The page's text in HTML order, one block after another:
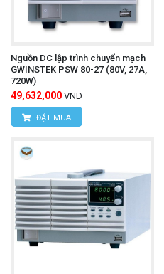
Nguồn DC lập trình chuyển mạch
GWINSTEK PSW 80-27 (80V, 27A,
720W)
49,632,000 VND
ĐẶT MUA